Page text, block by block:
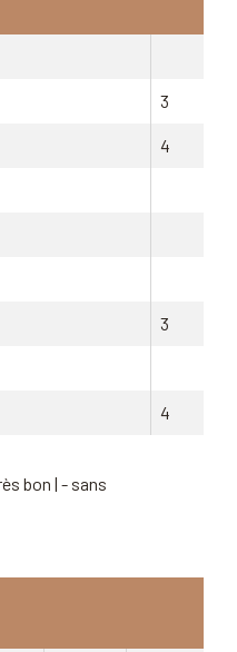
3
4
3
4
bon | - sans